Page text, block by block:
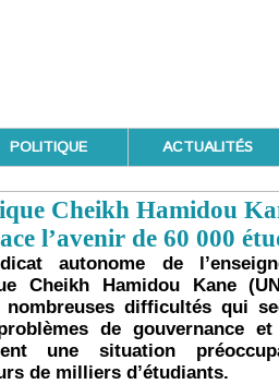
POLITIQUE ACTUALITÉS
Cheikh Hamidou
l’avenir de 60 000
autonome de
Cheikh Hamidou Kane
difficultés qui
de gouvernance
une situation
de milliers d’étudiants.